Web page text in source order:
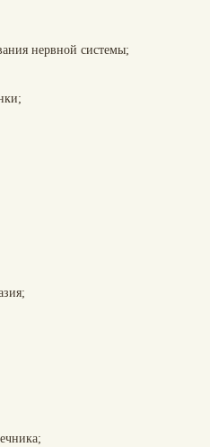
нервной системы;